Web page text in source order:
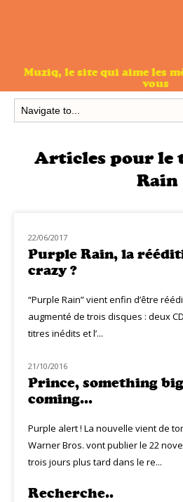
Muziq, le site qui aime les
vous
Articles pour le
Rain
CLASSIQ SOUL-FUNK
22/06/2017
Purple Rain, la
crazy ?
“Purple Rain” vient enfin d’être
augmenté de trois disques : deux
titres inédits et l’...
NOUVEAUTÉS
21/10/2016
Prince, something
coming…
Purple alert ! La nouvelle vient de
Warner Bros. vont publier le 22
trois jours plus tard dans le re...
Recherche..